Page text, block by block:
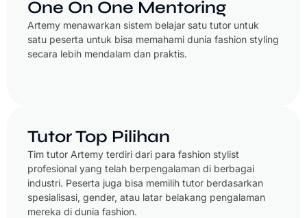
One On One Mentoring
Artemy menawarkan sistem belajar satu tutor untuk
satu peserta untuk bisa memahami dunia fashion styling
secara lebih mendalam dan praktis.
Tutor Top Pilihan
Tim tutor Artemy terdiri dari para fashion stylist
profesional yang telah berpengalaman di berbagai
industri. Peserta juga bisa memilih tutor berdasarkan
spesialisasi, gender, atau latar belakang pengalaman
mereka di dunia fashion.